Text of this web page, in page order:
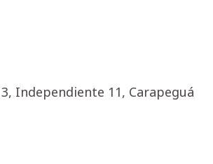
Independiente 11, Carapeguá